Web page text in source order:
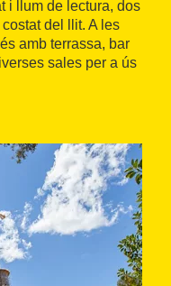
i llum de lectura, dos
del llit. A les
amb terrassa, bar
sales per a ús